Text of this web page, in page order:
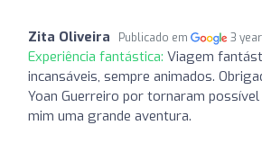
Zita Oliveira Publicado em 3
Experiência fantástica: Viagem
incansáveis, sempre animados.
Yoan Guerreiro por tornaram
mim uma grande aventura.